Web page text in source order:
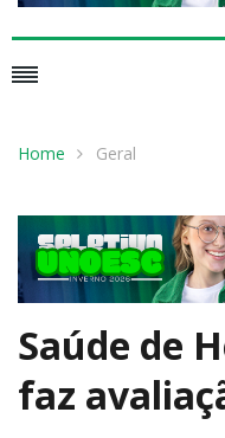
Home Geral
Saúde de
faz